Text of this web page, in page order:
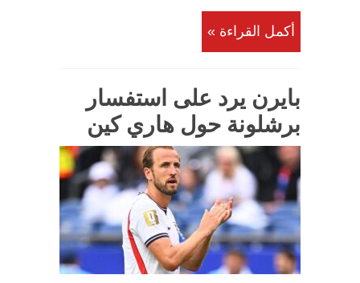
أكمل القراءة »
بايرن يرد على استفسار
برشلونة حول هاري كين